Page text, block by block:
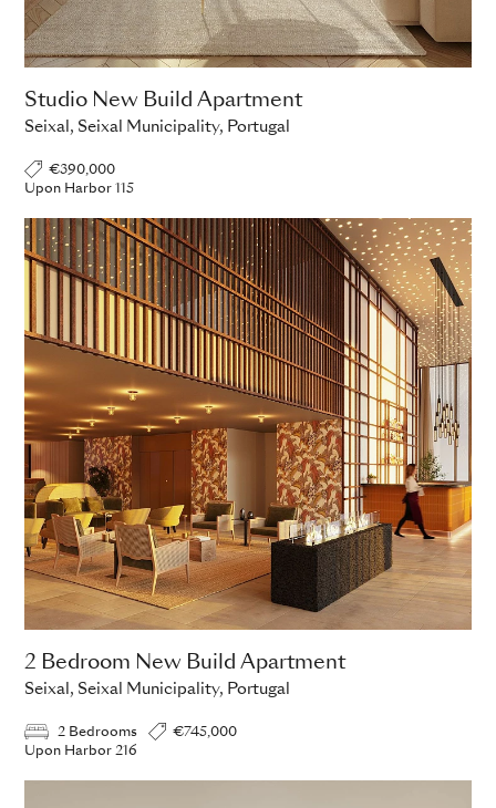
ADD TO ENQUIRY
Studio New Build Apartment
Seixal, Seixal Municipality, Portugal
€390,000
Upon Harbor 115
2 Bedroom New Build Apartment
Seixal, Seixal Municipality, Portugal
2 Bedrooms
€745,000
Upon Harbor 216